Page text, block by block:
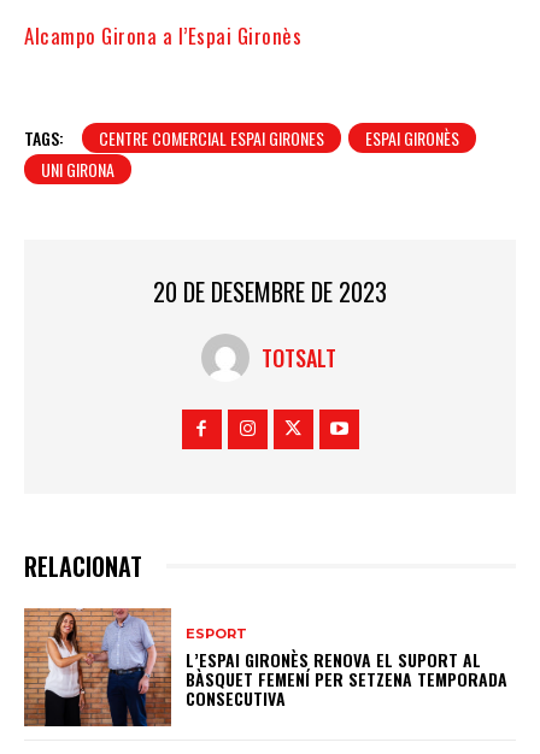
Alcampo Girona a l’Espai Gironès
TAGS: CENTRE COMERCIAL ESPAI GIRONES
ESPAI GIRONÈS
UNI GIRONA
20 DE DESEMBRE DE 2023
TOTSALT
RELACIONAT
ESPORT
L’ESPAI GIRONÈS RENOVA EL SUPORT AL
BÀSQUET FEMENÍ PER SETZENA TEMPORADA
CONSECUTIVA